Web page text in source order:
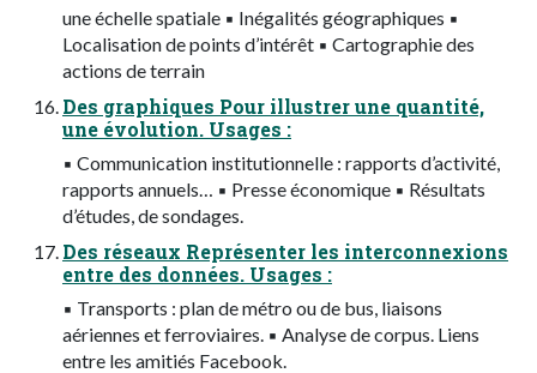
une échelle spatiale ▪ Inégalités géographiques ▪
Localisation de points d’intérêt ▪ Cartographie des
actions de terrain
Des graphiques Pour illustrer une quantité,
une évolution. Usages :
▪ Communication institutionnelle : rapports d’activité,
rapports annuels… ▪ Presse économique ▪ Résultats
d’études, de sondages.
Des réseaux Représenter les interconnexions
entre des données. Usages :
▪ Transports : plan de métro ou de bus, liaisons
aériennes et ferroviaires. ▪ Analyse de corpus. Liens
entre les amitiés Facebook.